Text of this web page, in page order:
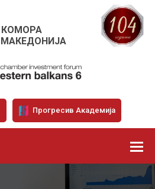
МАКЕДОНИЈА
Прогресив Академија